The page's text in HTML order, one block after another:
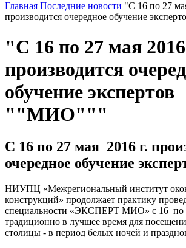
Главная Последние новости "С 16 по 27
производится очередное обучение
"С 16 по 27 мая 2016
производится
обучение экспертов
""МИО"""
С 16 по 27 мая 2016 г.
очередное обучение
НИУПЦ «Межрегиональный институт
конструкций» продолжает практику
специальности «ЭКСПЕРТ МИО» с 16 по
традиционно в лучшее время для
столицы - в период белых ночей и